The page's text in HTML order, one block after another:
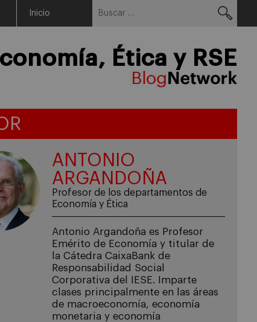
Inicio
Ética y RSE
ANTONIO
ARGANDOÑA
Profesor de los departamentos de
Economía y Ética
Antonio Argandoña es Profesor
Emérito de Economía y titular de
la Cátedra CaixaBank de
Responsabilidad Social
Corporativa del IESE. Imparte
clases principalmente en las áreas
de macroeconomía, economía
monetaria y economía